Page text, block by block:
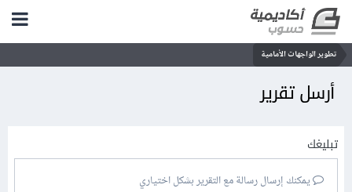
تطوير الواجهات الأمامية
أرسل تقرير
تبليغك
يمكنك إرسال رسالة مع التقرير بشكل اختياري